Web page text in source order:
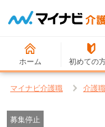
ホーム 初めての
マイナビ介護職 介護
募集停止